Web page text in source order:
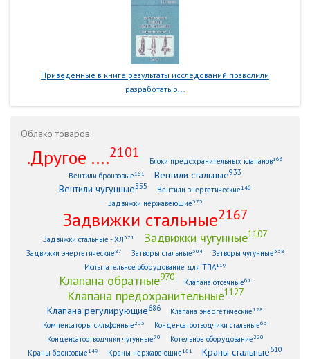
Приведенные в книге результаты исследований позволили
разработать р...
Облакотоваров
.Другое ....2101
Блоки предохранительных клапанов166
Вентили бронзовые161 Вентили стальные933
Вентили чугунные555 Вентили энергетические146
Задвижки нержавеющие373
Задвижки стальные2167
Задвижки стальные - ХЛ371 Задвижки чугунные1107
Задвижки энергетические87 Затворы стальные304 Затворы чугунные338
Испытательное оборудование для ТПА119
Клапана обратные970 Клапана отсечные61
Клапана предохранительные1127
Клапана регулирующие686 Клапана энергетические128
Компенсаторы сильфонные 203 Конденсатоотводчики стальные63
Конденсатоотводчики чугунные70 Котельное оборудование 220
Краны бронзовые149 Краны нержавеющие181 Краны стальные610